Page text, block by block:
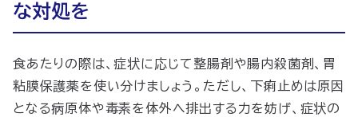
な対処を
食あたりの際は、症状に応じて整腸剤や腸内殺菌剤、胃
粘膜保護薬を使い分けましょう。ただし、下痢止めは原因
となる病原体や毒素を体外へ排出する力を妨げ、症状の